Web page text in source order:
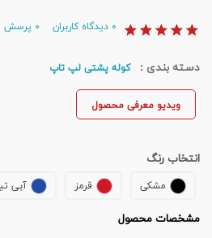
دیدگاه کاربران پرسش و
دسته بندی : کوله پشتی لپ تاپ
ویدیو معرفی محصول
انتخاب رنگ
مشکی قرمز آبی
مشخصات محصول